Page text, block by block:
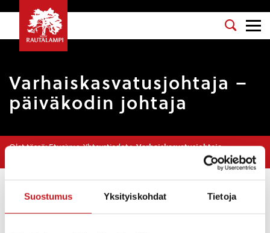
Suostumus Yksityiskohdat Tietoja
Varhaiskasvatusjohtaja –
päiväkodin johtaja
Olet tässä:Etusivu>Yhteystiedot>Varhaiskasvatusjohtaja –
Sinikka Tiitinen
sinikka.tiitinen@rautalampi.fi